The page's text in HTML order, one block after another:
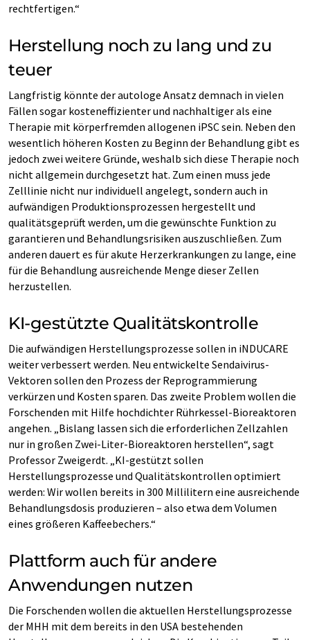
rechtfertigen.“
Herstellung noch zu lang und zu
teuer
Langfristig könnte der autologe Ansatz demnach in vielen
Fällen sogar kosteneffizienter und nachhaltiger als eine
Therapie mit körperfremden allogenen iPSC sein. Neben den
wesentlich höheren Kosten zu Beginn der Behandlung gibt es
jedoch zwei weitere Gründe, weshalb sich diese Therapie noch
nicht allgemein durchgesetzt hat. Zum einen muss jede
Zelllinie nicht nur individuell angelegt, sondern auch in
aufwändigen Produktionsprozessen hergestellt und
qualitätsgeprüft werden, um die gewünschte Funktion zu
garantieren und Behandlungsrisiken auszuschließen. Zum
anderen dauert es für akute Herzerkrankungen zu lange, eine
für die Behandlung ausreichende Menge dieser Zellen
herzustellen.
KI-gestützte Qualitätskontrolle
Die aufwändigen Herstellungsprozesse sollen in iNDUCARE
weiter verbessert werden. Neu entwickelte Sendaivirus-
Vektoren sollen den Prozess der Reprogrammierung
verkürzen und Kosten sparen. Das zweite Problem wollen die
Forschenden mit Hilfe hochdichter Rührkessel-Bioreaktoren
angehen. „Bislang lassen sich die erforderlichen Zellzahlen
nur in großen Zwei-Liter-Bioreaktoren herstellen“, sagt
Professor Zweigerdt. „KI-gestützt sollen
Herstellungsprozesse und Qualitätskontrollen optimiert
werden: Wir wollen bereits in 300 Millilitern eine ausreichende
Behandlungsdosis produzieren – also etwa dem Volumen
eines größeren Kaffeebechers.“
Plattform auch für andere
Anwendungen nutzen
Die Forschenden wollen die aktuellen Herstellungsprozesse
der MHH mit dem bereits in den USA bestehenden